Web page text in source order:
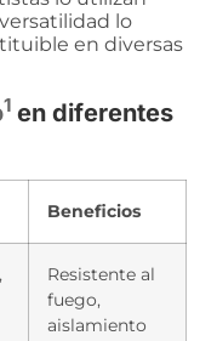
lo
en diversas
1 en diferentes
Beneficios
Resistente al
fuego,
aislamiento